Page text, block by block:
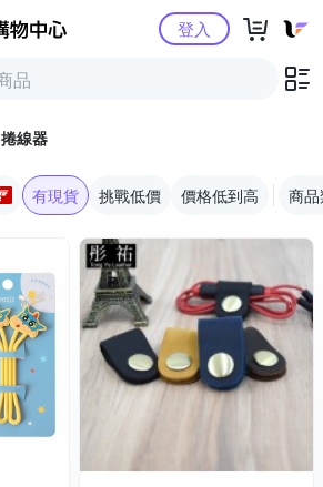
Yahoo購物中心登入
捲線器
有現貨 挑戰低價 價格低到高 商